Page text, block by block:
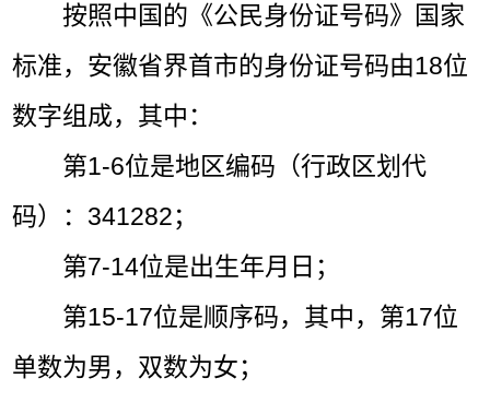
按照中国的《公民身份证号码》国家
标准，安徽省界首市的身份证号码由18位
数字组成，其中：
第1-6位是地区编码（行政区划代
码）：341282；
第7-14位是出生年月日；
第15-17位是顺序码，其中，第17位
单数为男，双数为女；